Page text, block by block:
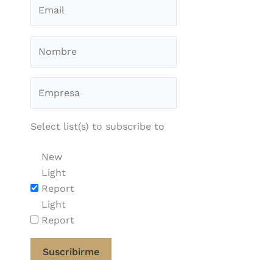
Select list(s) to subscribe to
New
Light
Report
Light
Report